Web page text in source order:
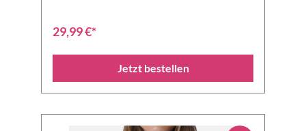
29,99 €*
Jetzt bestellen